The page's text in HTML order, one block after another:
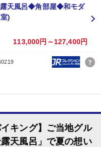
時間。
天風呂◆角部屋◆和モダ
)
113,000円～127,400円
キング】ご当地グル
天風呂」で夏の想い